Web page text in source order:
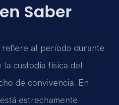
Saber
al período durante
custodia física del
de convivencia. En
estrechamente